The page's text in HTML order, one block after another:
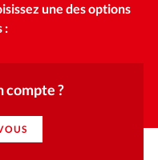
une des options
:
compte ?